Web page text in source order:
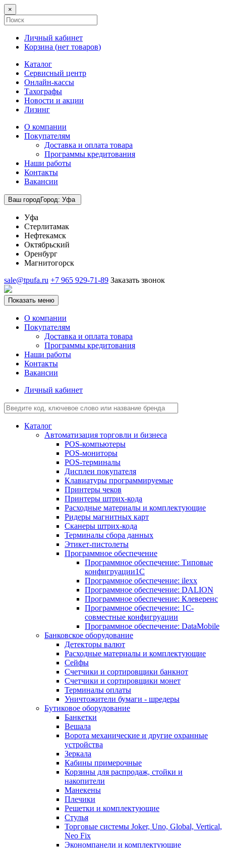
×
Личный кабинет
Корзина (нет товаров)
Каталог
Сервисный центр
Онлайн-кассы
Тахографы
Новости и акции
Лизинг
О компании
Покупателям
Доставка и оплата товара
Программы кредитования
Наши работы
Контакты
Вакансии
Ваш городГород: Уфа
Уфа
Стерлитамак
Нефтекамск
Октябрьский
Оренбург
Магнитогорск
sale@tpufa.ru +7 965 929-71-89 Заказать звонок
Показать меню
О компании
Покупателям
Доставка и оплата товара
Программы кредитования
Наши работы
Контакты
Вакансии
Личный кабинет
Каталог
Автоматизация торговли и бизнеса
POS-компьютеры
POS-мониторы
POS-терминалы
Дисплеи покупателя
Клавиатуры программируемые
Принтеры чеков
Принтеры штрих-кода
Расходные материалы и комплектующие
Ридеры магнитных карт
Сканеры штрих-кода
Терминалы сбора данных
Этикет-пистолеты
Программное обеспечение
Программное обеспечение: Типовые
конфигруации1С
Программное обеспечение: ilexx
Программное обеспечение: DALION
Программное обеспечение: Клеверенс
Программное обеспечение: 1С-
совместные конфигруации
Программное обеспечение: DataMobile
Банковское оборудование
Детекторы валют
Расходные материалы и комплектующие
Сейфы
Счетчики и сортировщики банкнот
Счетчики и сортировщики монет
Терминалы оплаты
Уничтожители бумаги - шредеры
Бутиковое оборудование
Банкетки
Вешала
Ворота механические и другие охранные
устройства
Зеркала
Кабины примерочные
Корзины для распродаж, стойки и
накопители
Манекены
Плечики
Решетки и комплектующие
Стулья
Торговые системы Joker, Uno, Global, Vertical,
Neo Fix
Экономпанели и комплектующие